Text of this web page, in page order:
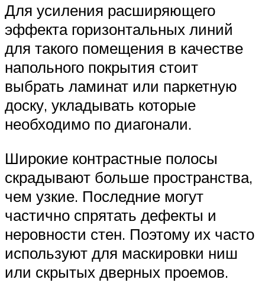
Для усиления расширяющего
эффекта горизонтальных линий
для такого помещения в качестве
напольного покрытия стоит
выбрать ламинат или паркетную
доску, укладывать которые
необходимо по диагонали.
Широкие контрастные полосы
скрадывают больше пространства,
чем узкие. Последние могут
частично спрятать дефекты и
неровности стен. Поэтому их часто
используют для маскировки ниш
или скрытых дверных проемов.